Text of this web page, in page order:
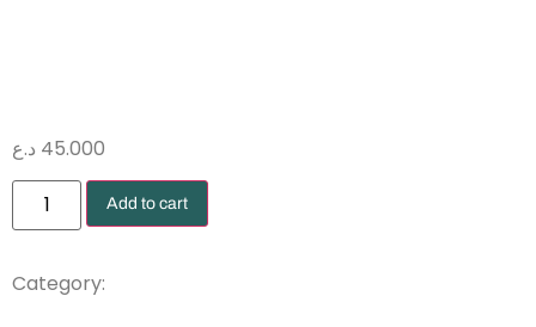
45.000 د.ع
Add to cart
Category: